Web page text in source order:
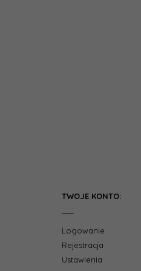
TWOJE KONTO:
Logowanie
Rejestracja
Ustawienia